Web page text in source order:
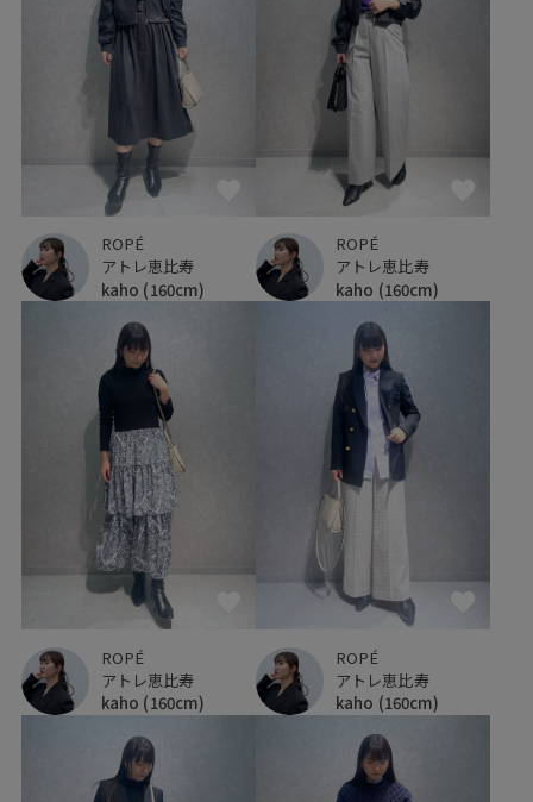
ROPÉ
アトレ恵比寿
kaho (160cm)
ROPÉ
アトレ恵比寿
kaho (160cm)
ROPÉ
アトレ恵比寿
kaho (160cm)
ROPÉ
アトレ恵比寿
kaho (160cm)